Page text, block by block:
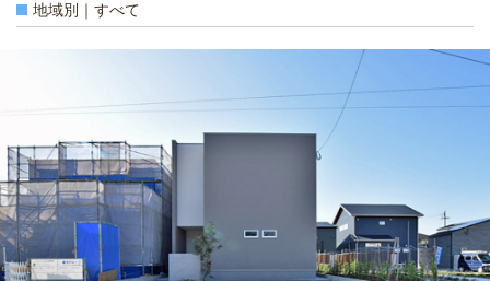
地域別｜すべて